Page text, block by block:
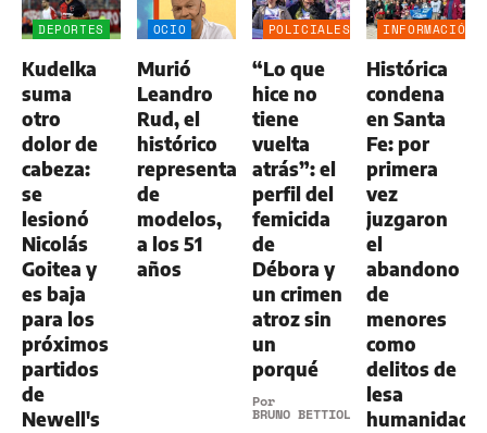
DEPORTES
Kudelka
suma
otro
dolor de
cabeza:
se
lesionó
Nicolás
Goitea y
es baja
para los
próximos
partidos
de
Newell's
OCIO
Murió
Leandro
Rud, el
histórico
representante
de
modelos,
a los 51
años
POLICIALES
“Lo que
hice no
tiene
vuelta
atrás”: el
perfil del
femicida
de
Débora y
un crimen
atroz sin
un
porqué
Por
BRUNO BETTIOL
INFORMACIÓN
Histórica
condena
en Santa
Fe: por
primera
vez
juzgaron
el
abandono
de
menores
como
delitos de
lesa
humanidad